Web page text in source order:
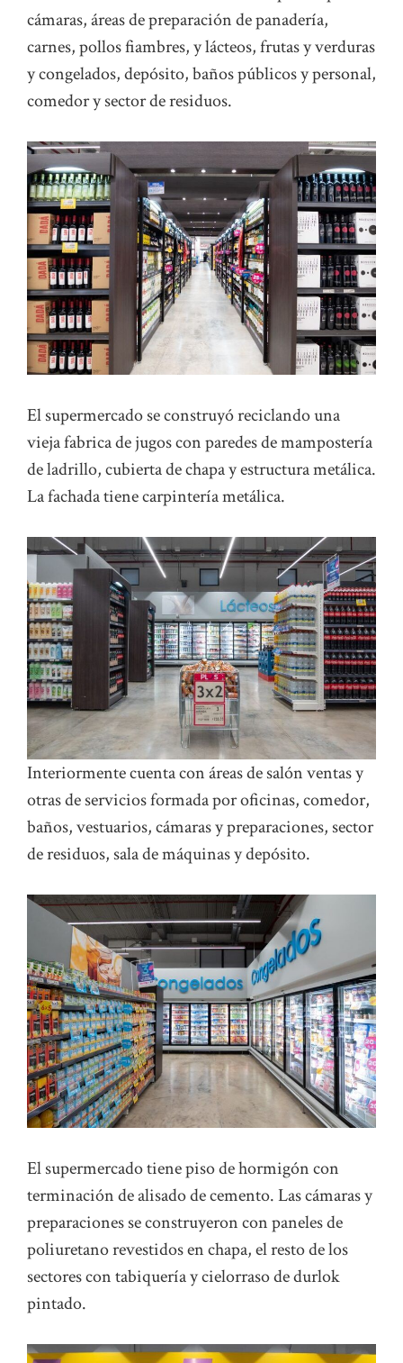
cámaras, áreas de preparación de panadería,
carnes, pollos fiambres, y lácteos, frutas y verduras
y congelados, depósito, baños públicos y personal,
comedor y sector de residuos.
El supermercado se construyó reciclando una
vieja fabrica de jugos con paredes de mampostería
de ladrillo, cubierta de chapa y estructura metálica.
La fachada tiene carpintería metálica.
Interiormente cuenta con áreas de salón ventas y
otras de servicios formada por oficinas, comedor,
baños, vestuarios, cámaras y preparaciones, sector
de residuos, sala de máquinas y depósito.
El supermercado tiene piso de hormigón con
terminación de alisado de cemento. Las cámaras y
preparaciones se construyeron con paneles de
poliuretano revestidos en chapa, el resto de los
sectores con tabiquería y cielorraso de durlok
pintado.